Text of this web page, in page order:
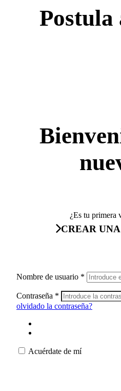
Postula
¿Es tu primera
CREAR
Nombre de usuario *
Contraseña *
olvidado la contraseña?
Acuérdate de mí